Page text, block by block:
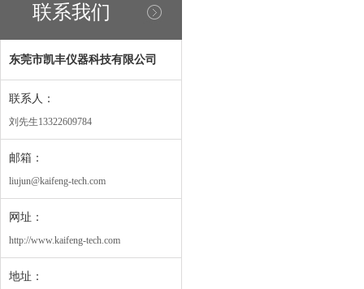
联系我们
东莞市凯丰仪器科技有限公司
联系人：
刘先生13322609784
邮箱：
liujun@kaifeng-tech.com
网址：
http://www.kaifeng-tech.com
地址：